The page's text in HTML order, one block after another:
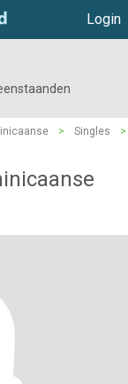
Login
> Singles
>